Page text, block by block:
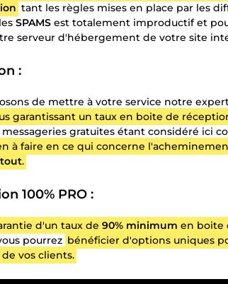
tant les règles mises en place par les
SPAMS est totalement improductif et
serveur d'hébergement de votre site
:
de mettre à votre service notre
garantissant un taux en boite de
messageries gratuites étant considéré ici
à faire en ce qui concerne
.
100% PRO :
d'un taux de 90% minimum en boite
pourrez bénéficier d'options uniques
vos clients.